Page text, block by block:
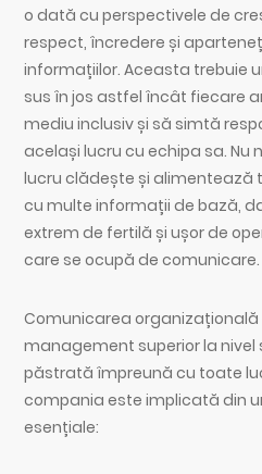
o dată cu perspectivele de
respect, încredere și
informațiilor. Aceasta trebuie
sus în jos astfel încât fiecare
mediu inclusiv și să simtă
același lucru cu echipa sa. Nu
lucru clădește și alimentează
cu multe informații de bază,
extrem de fertilă și ușor de
care se ocupă de comunicare.
Comunicarea
management superior la nivel
păstrată împreună cu toate
compania este implicată din
esențiale: